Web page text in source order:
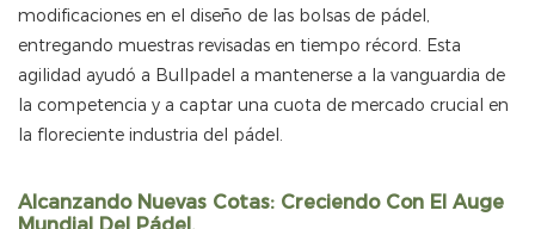
modificaciones en el diseño de las bolsas de pádel,
entregando muestras revisadas en tiempo récord. Esta
agilidad ayudó a Bullpadel a mantenerse a la vanguardia de
la competencia y a captar una cuota de mercado crucial en
la floreciente industria del pádel.
Alcanzando Nuevas Cotas: Creciendo Con El Auge